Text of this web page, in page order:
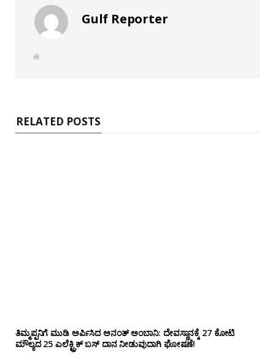
Gulf Reporter
W
RELATED POSTS
ತಿಮ್ಮಪ್ಪನಿಗೆ ಮುಡಿ ಅರ್ಪಿಸಿದ ಅನಂತ್ ಅಂಬಾನಿ: ದೇವಸ್ಥಾನಕ್ಕೆ 27 ಕೋಟಿ
ಮೌಲ್ಯದ 25 ಎಲೆಕ್ಟ್ರಿಕ್ ಬಸ್ ದಾನ ನೀಡುವುದಾಗಿ ಘೋಷಣೆ!